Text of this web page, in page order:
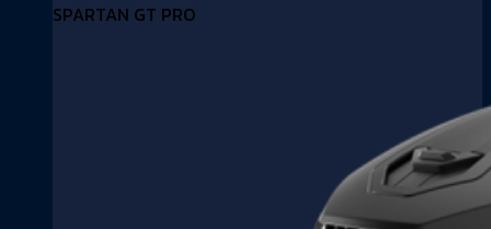
SPARTAN GT PRO